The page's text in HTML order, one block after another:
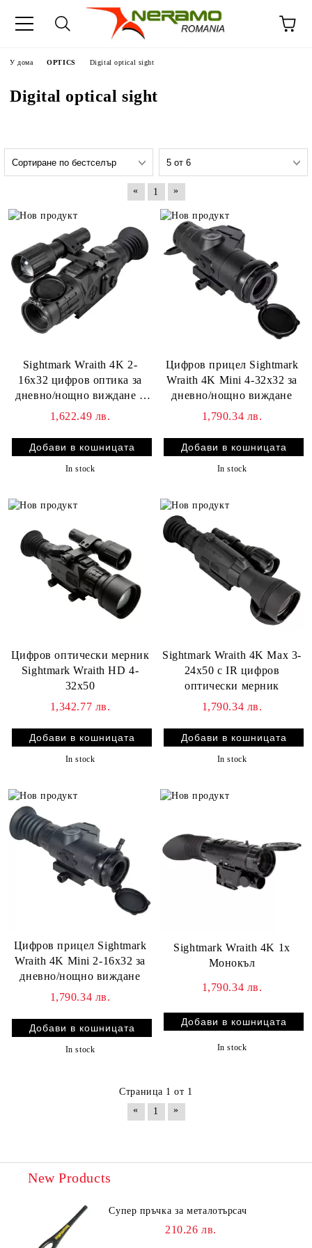
У дома OPTICS Digital optical sight
Digital optical sight
« 1 »
Sightmark Wraith 4K 2-
16x32 цифров оптика за
дневно/нощно виждане с
дълъг монтаж
1,622.49 лв.
In stock
Цифров прицел Sightmark
Wraith 4K Mini 4-32x32 за
дневно/нощно виждане
1,790.34 лв.
In stock
Цифров оптически мерник
Sightmark Wraith HD 4-
32x50
1,342.77 лв.
In stock
Sightmark Wraith 4K Max 3-
24x50 с IR цифров
оптически мерник
1,790.34 лв.
In stock
Цифров прицел Sightmark
Wraith 4K Mini 2-16x32 за
дневно/нощно виждане
1,790.34 лв.
In stock
Sightmark Wraith 4K 1x
Монокъл
1,790.34 лв.
In stock
Страница 1 от 1
«
1 »
New Products
Супер пръчка за металотърсач
210.26 лв.